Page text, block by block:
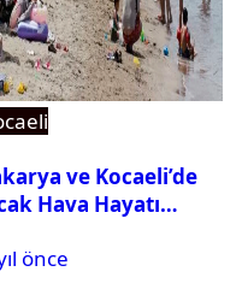
ve Kocaeli’de
Hava Hayatı
önce